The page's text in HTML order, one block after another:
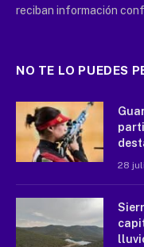
reciban información
NO TE LO PUEDES
28